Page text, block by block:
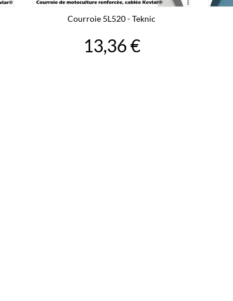
Courroie 5L520 - Teknic
13,36 €